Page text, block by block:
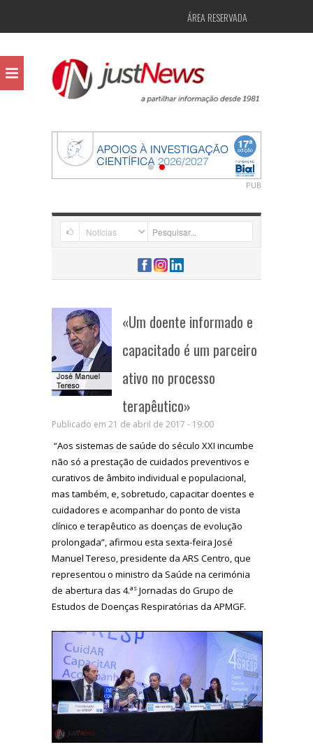
ÁREA RESERVADA
PUB
«Um doente informado e
capacitado é um parceiro
ativo no processo
terapêutico»
Publicado em 21 de abril de 2017 - 19:00
“Aos sistemas de saúde do século XXI incumbe
não só a prestação de cuidados preventivos e
curativos de âmbito individual e populacional,
mas também, e, sobretudo, capacitar doentes e
cuidadores e acompanhar do ponto de vista
clínico e terapêutico as doenças de evolução
prolongada”, afirmou esta sexta-feira José
Manuel Tereso, presidente da ARS Centro, que
representou o ministro da Saúde na cerimónia
de abertura das 4.as Jornadas do Grupo de
Estudos de Doenças Respiratórias da APMGF.